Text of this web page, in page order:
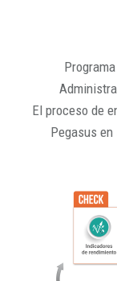
El proceso de
Pegasus